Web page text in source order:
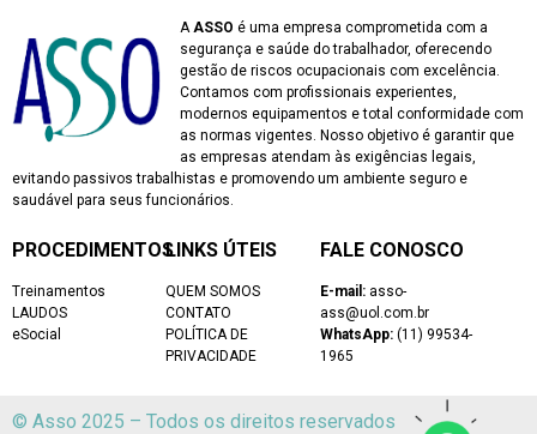
AASSO é uma empresa comprometida com a
segurança e saúde do trabalhador, oferecendo
gestão de riscos ocupacionais com excelência.
Contamos com profissionais experientes,
modernos equipamentos e total conformidade com
as normas vigentes. Nosso objetivo é garantir que
as empresas atendam às exigências legais,
evitando passivos trabalhistas e promovendo um ambiente seguro e
saudável para seus funcionários.
PROCEDIMENTOS
Treinamentos
LAUDOS
eSocial
LINKS ÚTEIS
QUEM SOMOS
CONTATO
POLÍTICA DE
PRIVACIDADE
FALE CONOSCO
E-mail:asso-
ass@uol.com.br
WhatsApp:(11) 99534-
1965
© Asso 2025 – Todos os direitos reservados